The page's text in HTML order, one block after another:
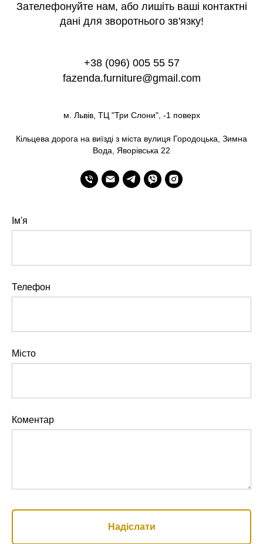
Зателефонуйте нам, або лишіть ваші контактні
дані для зворотнього зв'язку!
+38 (096) 005 55 57
fazenda.furniture@gmail.com
м. Львів, ТЦ "Три Слони", -1 поверх
Кільцева дорога на виїзді з міста вулиця Городоцька, Зимна
Вода, Яворівська 22
Ім'я
Телефон
Місто
Коментар
Надіслати